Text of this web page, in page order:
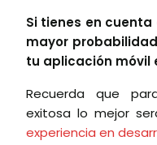
Si tienes en
mayor
tu aplicación móvil
Recuerda que
exitosa lo mejor
experiencia en